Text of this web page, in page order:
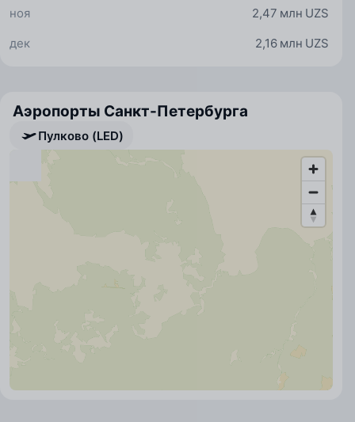
2,47 млн UZS
ноя
2,16 млн UZS
дек
Аэропорты Санкт-Петербурга
Пулково (LED)